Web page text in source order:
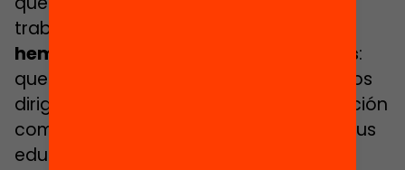
trabajo hecho previamente.
hemos trabajado con los derivadores:
que entiendan a qué perfil realmente nos
dirigimos. Tanto el Consorcio de Educación
como Servicios Sociales ―a través de sus
educadoras sociales o educadores de